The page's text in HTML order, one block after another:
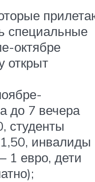
специальные
октябре
открыт
до 7 вечера
студенты
инвалиды
1 евро, дети